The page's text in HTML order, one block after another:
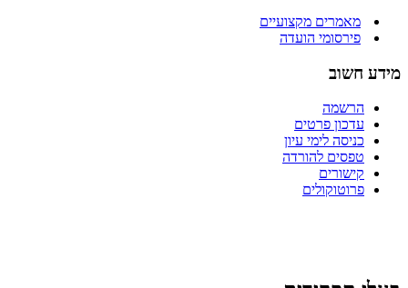
מאמרים מקצועיים
פירסומי הועדה
מידע חשוב
הרשמה
עדכון פרטים
כניסה לימי עיון
טפסים להורדה
קישורים
פרוטוקולים